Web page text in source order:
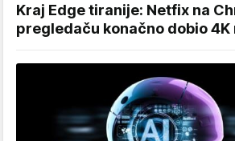
Kraj Edge tiranije: Netfix na
pregledaču konačno dobio